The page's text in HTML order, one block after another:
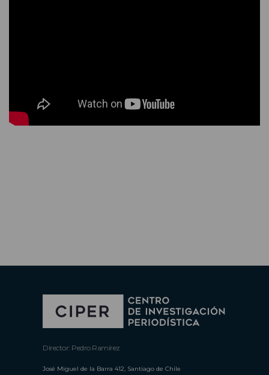
Director: Pedro Ramírez
José Miguel de la Barra 412, Santiago de Chile